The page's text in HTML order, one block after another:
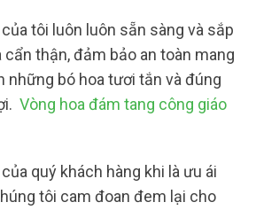
tôi luôn luôn sẵn sàng và sắp
thận, đảm bảo an toàn mang
những bó hoa tươi tắn và đúng
Vòng hoa đám tang công giáo
quý khách hàng khi là ưu ái
tôi cam đoan đem lại cho